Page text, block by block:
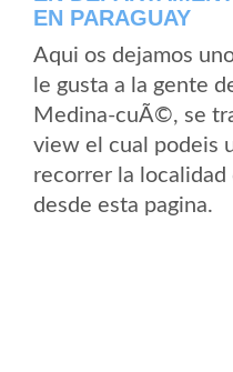
EN PARAGUAY
Aqui os dejamos
le gusta a la gente
Medina-cuÃ©, se
view el cual podeis
recorrer la
desde esta pagina.